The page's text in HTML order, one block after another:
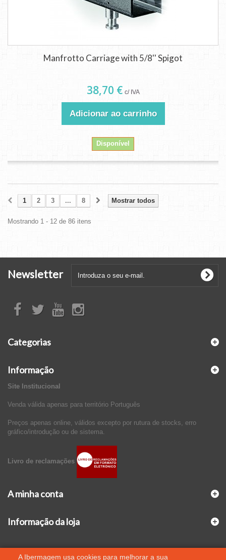
Manfrotto Carriage with 5/8'' Spigot
38,70 € c/ IVA
Adicionar ao carrinho
Disponível
Mostrar todos
1 2 3 ... 8
Mostrando 1 - 12 de 86 itens
Newsletter
Categorias
Informação
Site Institucional
Venda válida apenas para território Português
Preços apenas online, válidos excepto por rutura de stocks, erro
gráfico/introdução ou de sistema.
Livro de reclamações
A minha conta
Informação da loja
A Ibermagem usa cookies para melhorar a sua